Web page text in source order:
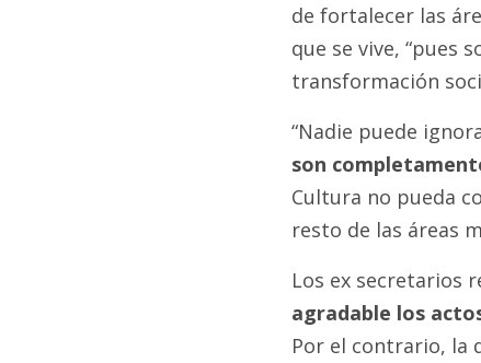
de fortalecer las
que se vive, “pues
transformación
“Nadie puede
son
Cultura no pueda
resto de las áreas
Los ex secretarios
agradable los
Por el contrario, la